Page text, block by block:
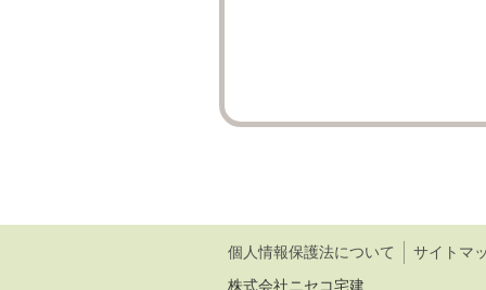
個人情報保護法について
サイトマ
株式会社ニセコ宅建